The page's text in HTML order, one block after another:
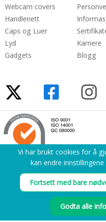
Webcam covers
Handlenett
Caps og Luer
Lyd
Gadgets
Karriere
Blogg
Vi har brukt cookies for å
kan endre
Fortsett med bare
Godta alle